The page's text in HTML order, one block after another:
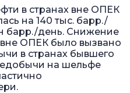
в странах вне ОПЕК
на 140 тыс. барр./
барр./день. Снижение
вне ОПЕК было вызвано
в странах бывшего
на шельфе